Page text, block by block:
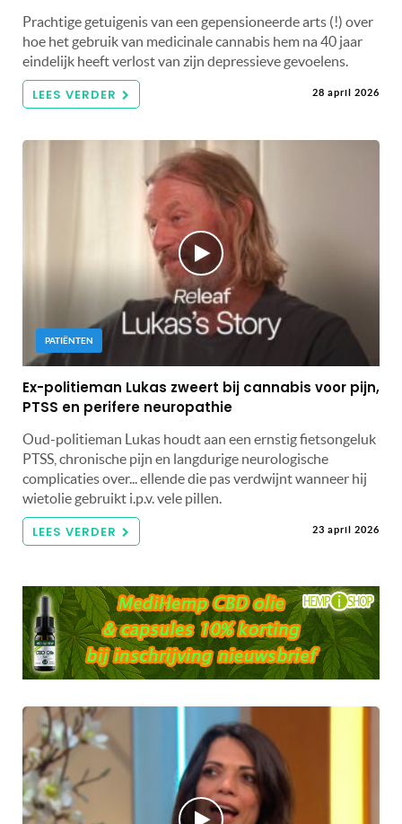
Prachtige getuigenis van een gepensioneerde arts (!) over
hoe het gebruik van medicinale cannabis hem na 40 jaar
eindelijk heeft verlost van zijn depressieve gevoelens.
LEES VERDER 28 april 2026
PATIËNTEN
Ex-politieman Lukas zweert bij cannabis voor pijn,
PTSS en perifere neuropathie
Oud-politieman Lukas houdt aan een ernstig fietsongeluk
PTSS, chronische pijn en langdurige neurologische
complicaties over... ellende die pas verdwijnt wanneer hij
wietolie gebruikt i.p.v. vele pillen.
LEES VERDER 23 april 2026